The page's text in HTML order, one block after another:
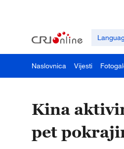
Naslovnica Vijesti
Kina
pet